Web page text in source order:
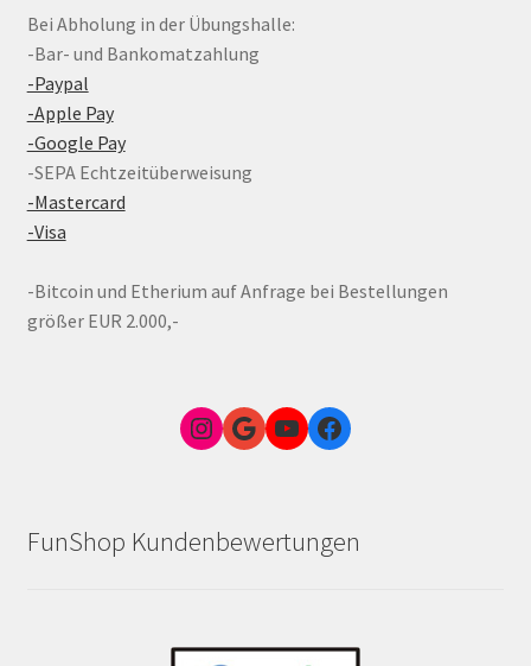
Bei Abholung in der Übungshalle:
-Bar- und Bankomatzahlung
-Paypal
-Apple Pay
-Google Pay
-SEPA Echtzeitüberweisung
-Mastercard
-Visa
-Bitcoin und Etherium auf Anfrage bei Bestellungen
größer EUR 2.000,-
Instagram
Google Link zum FunShop WienYouTubeFacebook
FunShop Kundenbewertungen